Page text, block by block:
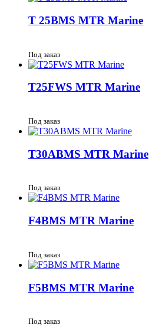
T 25BMS MTR Marine
Под заказ
T25FWS MTR Marine
Под заказ
T30ABMS MTR Marine
Под заказ
F4BMS MTR Marine
Под заказ
F5BMS MTR Marine
Под заказ